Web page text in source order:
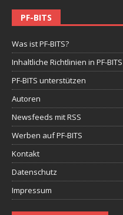
PF-BITS
Was ist PF-BITS?
Inhaltliche Richtlinien in PF-BITS
PF-BITS unterstützen
Autoren
Newsfeeds mit RSS
Werben auf PF-BITS
Kontakt
Datenschutz
Impressum